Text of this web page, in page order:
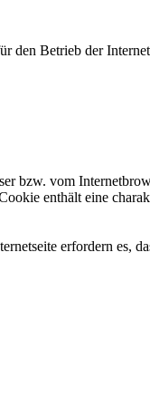
Betrieb der
bzw. vom
enthält eine
erfordern es,